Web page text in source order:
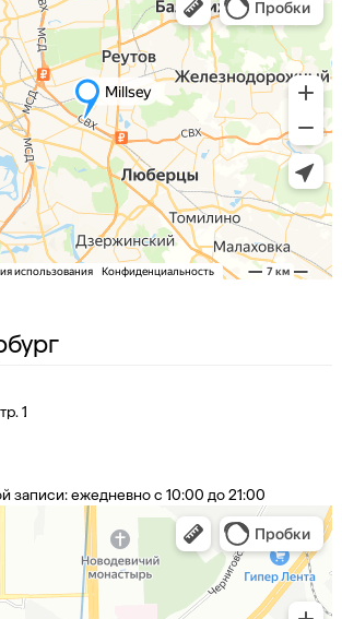
1
записи: ежедневно с 10:00 до 21:00